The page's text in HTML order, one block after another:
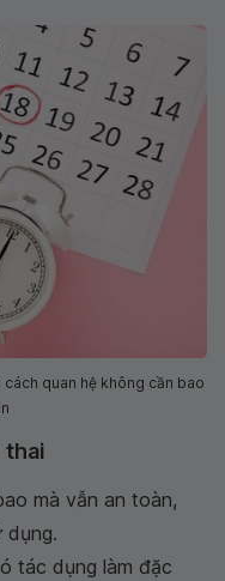
quan hệ không cần bao
thai
mà vẫn an toàn,
dụng.
tác dụng làm đặc